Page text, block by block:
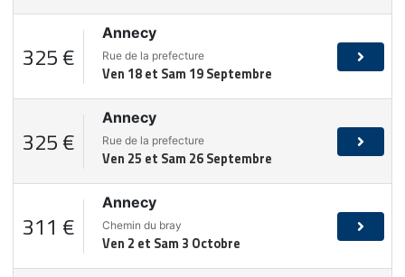
325 €
Annecy
Rue de la prefecture
Ven 18 et Sam 19 Septembre
325 €
Annecy
Rue de la prefecture
Ven 25 et Sam 26 Septembre
311 €
Annecy
Chemin du bray
Ven 2 et Sam 3 Octobre